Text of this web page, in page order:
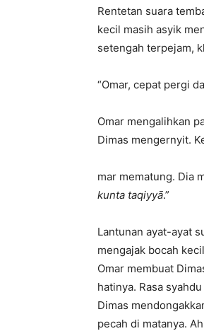
Rentetan suara
kecil masih asyik
setengah terpejam,
“Omar, cepat pergi
Omar mengalihkan
Dimas mengernyit.
mar mematung. Dia
kunta taqiyyā.”
Lantunan ayat-ayat
mengajak bocah
Omar membuat
hatinya. Rasa
Dimas
pecah di matanya.